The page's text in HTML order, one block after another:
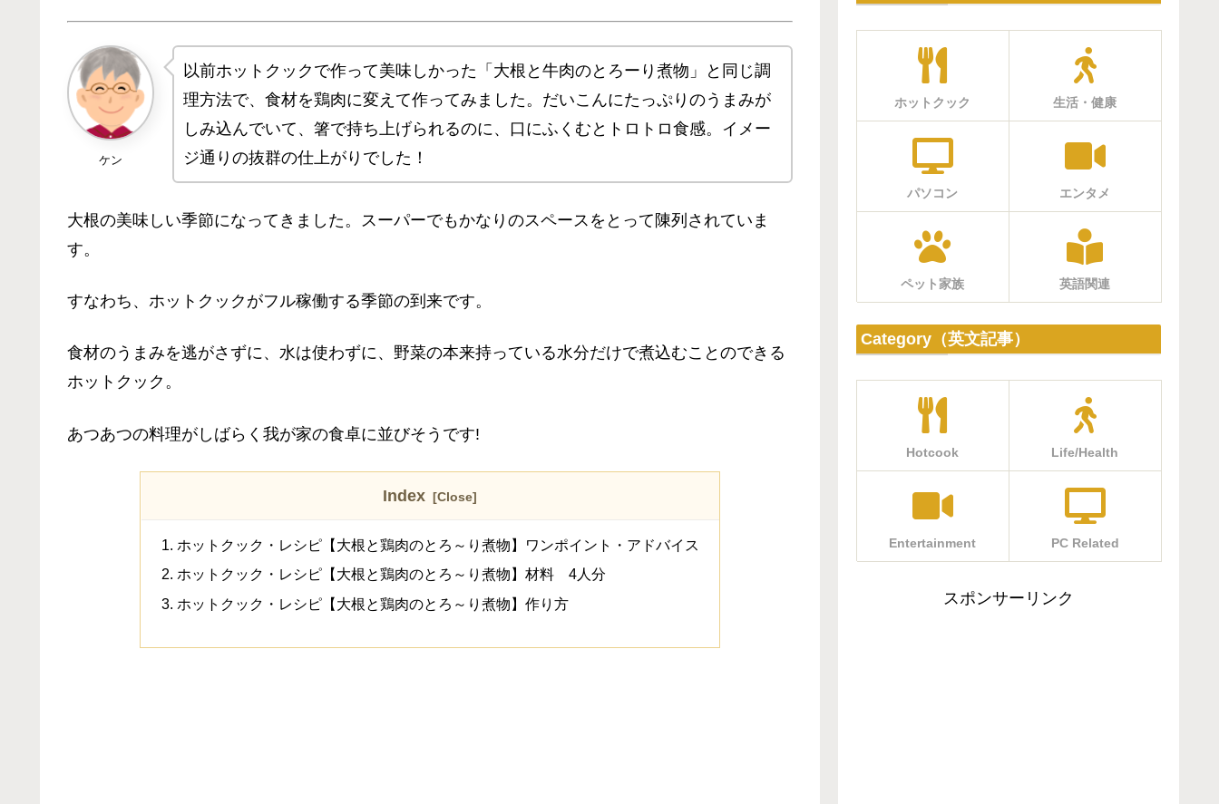
ケン
以前ホットクックで作って美味しかった「大根と牛肉のとろーり煮物」と同じ調
理方法で、食材を鶏肉に変えて作ってみました。だいこんにたっぷりのうまみが
しみ込んでいて、箸で持ち上げられるのに、口にふくむとトロトロ食感。イメー
ジ通りの抜群の仕上がりでした！
大根の美味しい季節になってきました。スーパーでもかなりのスペースをとって陳列されていま
す。
すなわち、ホットクックがフル稼働する季節の到来です。
食材のうまみを逃がさずに、水は使わずに、野菜の本来持っている水分だけで煮込むことのできる
ホットクック。
あつあつの料理がしばらく我が家の食卓に並びそうです!
Index
ホットクック・レシピ【大根と鶏肉のとろ～り煮物】ワンポイント・アドバイス
ホットクック・レシピ【大根と鶏肉のとろ～り煮物】材料 4人分
ホットクック・レシピ【大根と鶏肉のとろ～り煮物】作り方
ホットクック 生活・健康
パソコン エンタメ
ペット家族 英語関連
Category（英文記事）
Hotcook Life/Health
Entertainment PC Related
スポンサーリンク